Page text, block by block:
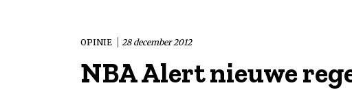
OPINIE 28 december 2012
NBA Alert nieuwe